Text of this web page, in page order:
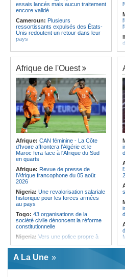
essais lancés mais aucun traitement
encore validé
Cameroun: Plusieurs
ressortissants expulsés des États-
Unis redoutent un retour dans leur
pays
Cameroun:Une campagne de
sensibilisation menée dans les
aéroports contre le trafic d'espèces
protégées
Congo-Kinshasa:« L'épidémie
d'Ebola ne montre aucun signe de
ralentissement »
Centrafrique:Reprise des
audiences criminelles après
plusieurs mois de retard
Congo-Kinshasa:Où en est le
projet d'échange de prisonniers
entre Kinshasa et l'AFC/M23?
Centrafrique:Incident au pays -
Les FACA récupèrent des armes
Afrique de l'Ouest
Afrique: CAN féminine - La Côte
d'Ivoire affrontera l'Algérie et le
Maroc fera face à l'Afrique du Sud
en quarts
Afrique: Revue de presse de
l'Afrique francophone du 05 août
2026
Nigeria: Une revalorisation salariale
historique pour les forces armées
au pays
Togo: 43 organisations de la
société civile dénoncent la réforme
constitutionnelle
Nigeria: Vers une police propre à
enlèvements
Afrique de l'Ouest:
Deux débats confondus
A La Une